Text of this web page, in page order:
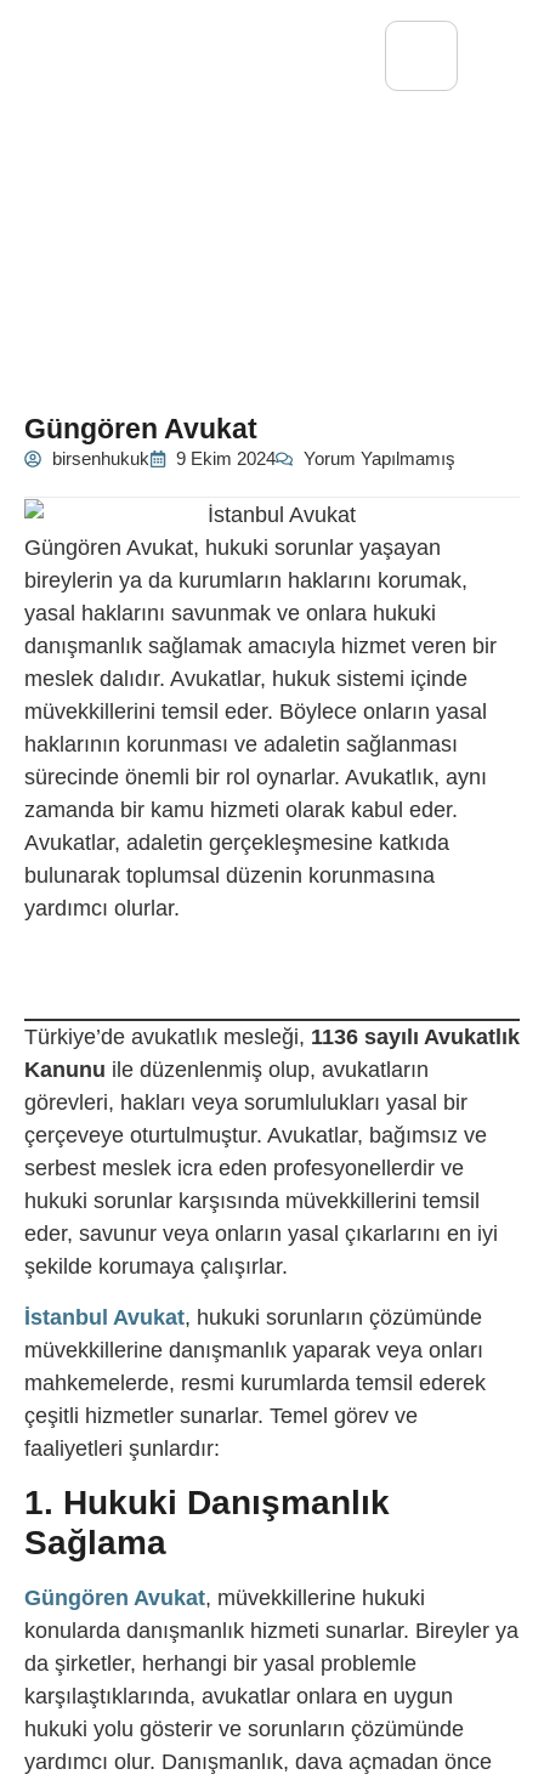
Güngören Avukat
birsenhukuk 9 Ekim 2024 Yorum Yapılmamış
Güngören Avukat, hukuki sorunlar yaşayan
bireylerin ya da kurumların haklarını korumak,
yasal haklarını savunmak ve onlara hukuki
danışmanlık sağlamak amacıyla hizmet veren bir
meslek dalıdır. Avukatlar, hukuk sistemi içinde
müvekkillerini temsil eder. Böylece onların yasal
haklarının korunması ve adaletin sağlanması
sürecinde önemli bir rol oynarlar. Avukatlık, aynı
zamanda bir kamu hizmeti olarak kabul eder.
Avukatlar, adaletin gerçekleşmesine katkıda
bulunarak toplumsal düzenin korunmasına
yardımcı olurlar.
Türkiye’de avukatlık mesleği, 1136 sayılı Avukatlık
Kanunu ile düzenlenmiş olup, avukatların
görevleri, hakları veya sorumlulukları yasal bir
çerçeveye oturtulmuştur. Avukatlar, bağımsız ve
serbest meslek icra eden profesyonellerdir ve
hukuki sorunlar karşısında müvekkillerini temsil
eder, savunur veya onların yasal çıkarlarını en iyi
şekilde korumaya çalışırlar.
İstanbul Avukat, hukuki sorunların çözümünde
müvekkillerine danışmanlık yaparak veya onları
mahkemelerde, resmi kurumlarda temsil ederek
çeşitli hizmetler sunarlar. Temel görev ve
faaliyetleri şunlardır:
1. Hukuki Danışmanlık
Sağlama
Güngören Avukat, müvekkillerine hukuki
konularda danışmanlık hizmeti sunarlar. Bireyler ya
da şirketler, herhangi bir yasal problemle
karşılaştıklarında, avukatlar onlara en uygun
hukuki yolu gösterir ve sorunların çözümünde
yardımcı olur. Danışmanlık, dava açmadan önce